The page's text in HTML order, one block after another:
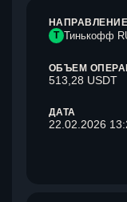
Т Тинькофф
ОБЪЕМ
513,28 USDT
ДАТА
22.02.2026